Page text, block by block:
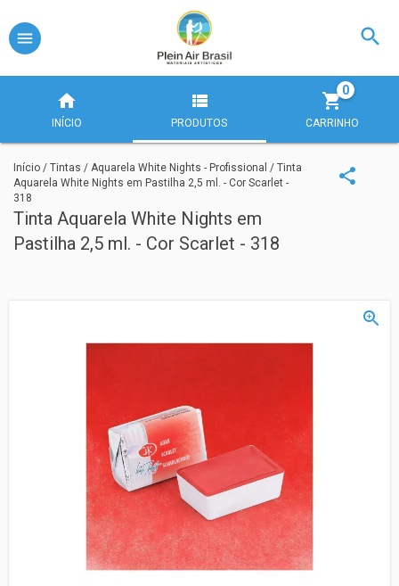
INÍCIO PRODUTOS CARRINHO
0
Início / Tintas / Aquarela White Nights - Profissional / Tinta
Aquarela White Nights em Pastilha 2,5 ml. - Cor Scarlet -
318
Tinta Aquarela White Nights em
Pastilha 2,5 ml. - Cor Scarlet - 318